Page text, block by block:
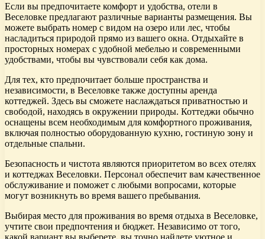
Если вы предпочитаете комфорт и удобства, отели в
Веселовке предлагают различные варианты размещения. Вы
можете выбрать номер с видом на озеро или лес, чтобы
насладиться природой прямо из вашего окна. Отдыхайте в
просторных номерах с удобной мебелью и современными
удобствами, чтобы вы чувствовали себя как дома.
Для тех, кто предпочитает больше пространства и
независимости, в Веселовке также доступны аренда
коттеджей. Здесь вы сможете наслаждаться приватностью и
свободой, находясь в окружении природы. Коттеджи обычно
оснащены всем необходимым для комфортного проживания,
включая полностью оборудованную кухню, гостиную зону и
отдельные спальни.
Безопасность и чистота являются приоритетом во всех отелях
и коттеджах Веселовки. Персонал обеспечит вам качественное
обслуживание и поможет с любыми вопросами, которые
могут возникнуть во время вашего пребывания.
Выбирая место для проживания во время отдыха в Веселовке,
учтите свои предпочтения и бюджет. Независимо от того,
какой вариант вы выберете, вы точно найдете уютное и